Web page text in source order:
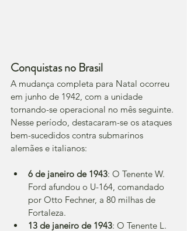
Conquistas no Brasil
A mudança completa para Natal ocorreu
em junho de 1942, com a unidade
tornando-se operacional no mês seguinte.
Nesse período, destacaram-se os ataques
bem-sucedidos contra submarinos
alemães e italianos:
6 de janeiro de 1943: O Tenente W.
Ford afundou o U-164, comandado
por Otto Fechner, a 80 milhas de
Fortaleza.
13 de janeiro de 1943: O Tenente L.